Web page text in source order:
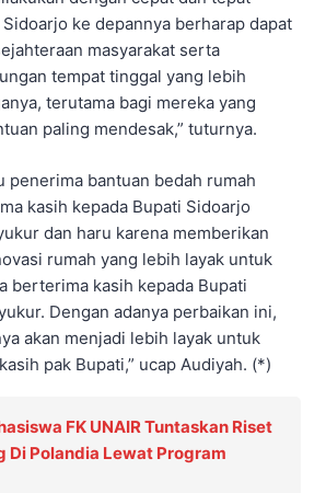
Sidoarjo ke depannya berharap dapat
masyarakat serta
tempat tinggal yang lebih
terutama bagi mereka yang
paling mendesak,” tuturnya.
penerima bantuan bedah rumah
kasih kepada Bupati Sidoarjo
dan haru karena memberikan
rumah yang lebih layak untuk
berterima kasih kepada Bupati
Dengan adanya perbaikan ini,
akan menjadi lebih layak untuk
pak Bupati,” ucap Audiyah. (*)
FK UNAIR Tuntaskan Riset
Di Polandia Lewat Program